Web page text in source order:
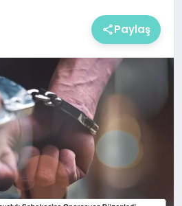
Paylaş